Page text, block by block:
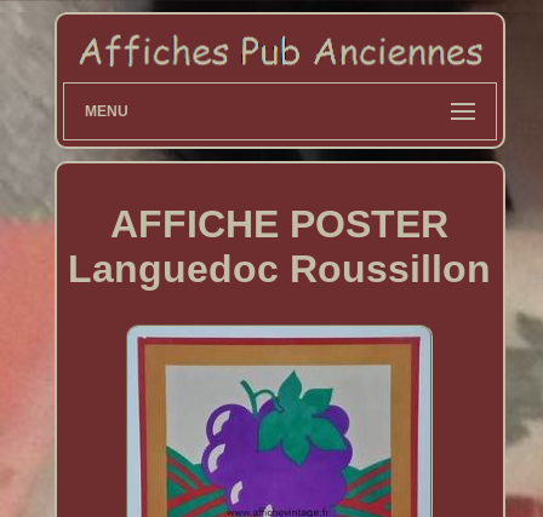
MENU
AFFICHE POSTER
Languedoc Roussillon